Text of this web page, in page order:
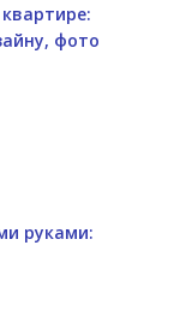
фото
руками: